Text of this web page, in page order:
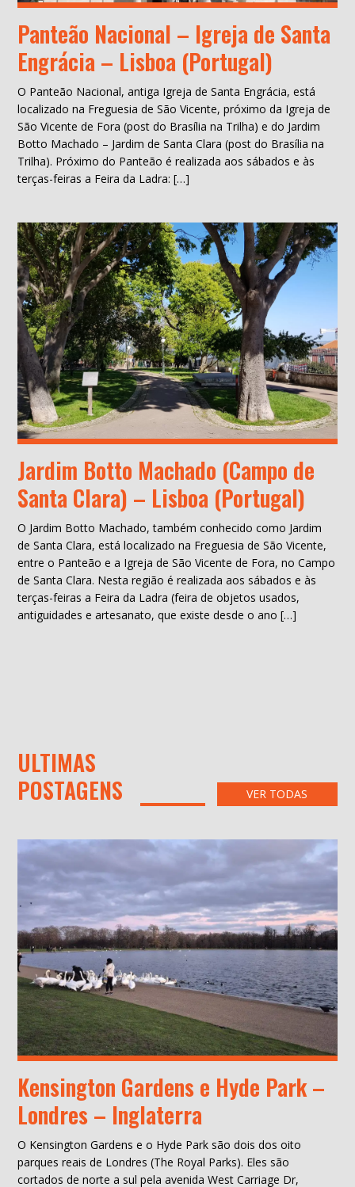
Panteão Nacional – Igreja de Santa
Engrácia – Lisboa (Portugal)
O Panteão Nacional, antiga Igreja de Santa Engrácia, está
localizado na Freguesia de São Vicente, próximo da Igreja de
São Vicente de Fora (post do Brasília na Trilha) e do Jardim
Botto Machado – Jardim de Santa Clara (post do Brasília na
Trilha). Próximo do Panteão é realizada aos sábados e às
terças-feiras a Feira da Ladra: […]
Jardim Botto Machado (Campo de
Santa Clara) – Lisboa (Portugal)
O Jardim Botto Machado, também conhecido como Jardim
de Santa Clara, está localizado na Freguesia de São Vicente,
entre o Panteão e a Igreja de São Vicente de Fora, no Campo
de Santa Clara. Nesta região é realizada aos sábados e às
terças-feiras a Feira da Ladra (feira de objetos usados,
antiguidades e artesanato, que existe desde o ano […]
ULTIMAS
POSTAGENS
VER TODAS
Kensington Gardens e Hyde Park –
Londres – Inglaterra
O Kensington Gardens e o Hyde Park são dois dos oito
parques reais de Londres (The Royal Parks). Eles são
cortados de norte a sul pela avenida West Carriage Dr,